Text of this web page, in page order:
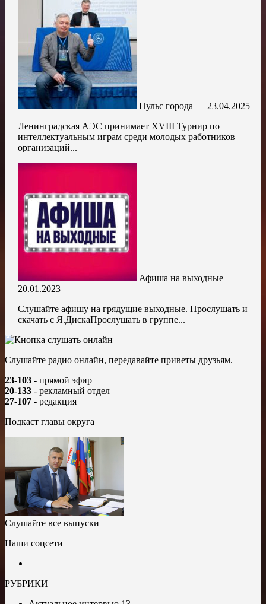
Пульс города — 23.04.2025
Ленинградская АЭС принимает XVIII Турнир по
интеллектуальным играм среди молодых работников
организаций...
Афиша на выходные —
20.01.2023
Слушайте афишу на грядущие выходные. Прослушать и
скачать с Я.ДискаПрослушать в группе...
Слушайте радио онлайн, передавайте приветы друзьям.
23-103 - прямой эфир
20-133 - рекламный отдел
27-107 - редакция
Подкаст главы округа
Слушайте все выпуски
Наши соцсети
РУБРИКИ